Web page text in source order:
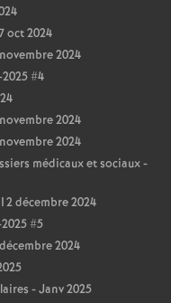
oct 2024
2024
#4
2024
2024
médicaux et sociaux -
décembre 2024
#5
2024
- Janv 2025